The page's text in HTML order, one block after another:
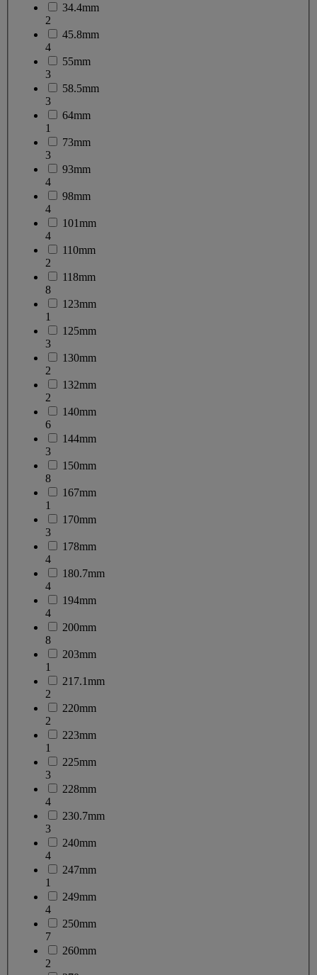
34.4mm
2
45.8mm
4
55mm
3
58.5mm
3
64mm
1
73mm
3
93mm
4
98mm
4
101mm
4
110mm
2
118mm
8
123mm
1
125mm
3
130mm
2
132mm
2
140mm
6
144mm
3
150mm
8
167mm
1
170mm
3
178mm
4
180.7mm
4
194mm
4
200mm
8
203mm
1
217.1mm
2
220mm
2
223mm
1
225mm
3
228mm
4
230.7mm
3
240mm
4
247mm
1
249mm
4
250mm
7
260mm
2